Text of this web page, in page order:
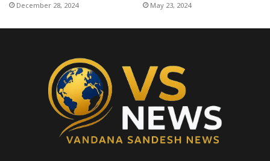
December 28, 2024 May 23, 2024